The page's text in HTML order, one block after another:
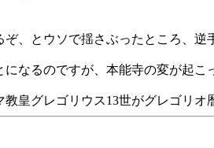
、とウソで揺さぶったところ、逆
なるのですが、本能寺の変が起こ
皇グレゴリウス13世がグレゴリオ